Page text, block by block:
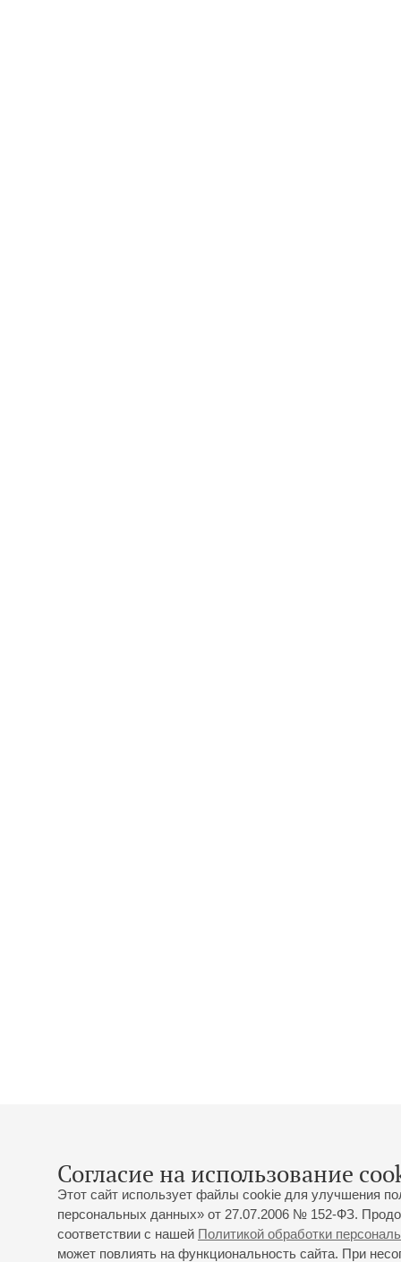
Согласие на использование
Этот сайт использует файлы cookie для улучшения
персональных данных» от 27.07.2006 № 152-ФЗ.
соответствии с нашей Политикой обработки
может повлиять на функциональность сайта. При